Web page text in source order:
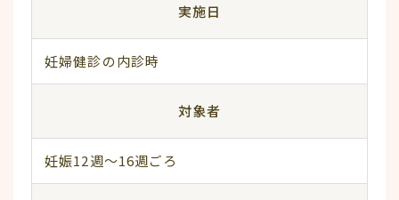
実施日
妊婦健診の内診時
対象者
妊娠12週～16週ごろ